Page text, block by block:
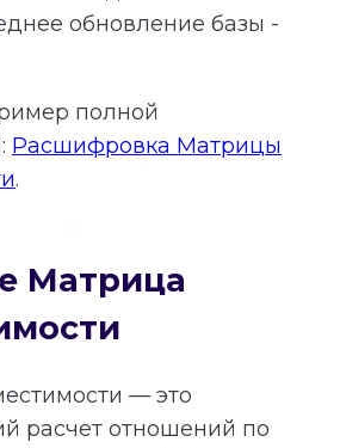
обновление базы -
полной
Расшифровка Матрицы
.
Матрица
— это
расчет отношений по